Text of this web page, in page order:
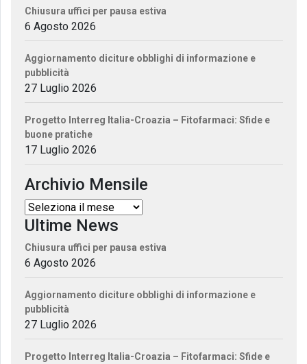
Chiusura uffici per pausa estiva
6 Agosto 2026
Aggiornamento diciture obblighi di informazione e
pubblicità
27 Luglio 2026
Progetto Interreg Italia-Croazia – Fitofarmaci: Sfide e
buone pratiche
17 Luglio 2026
Archivio Mensile
Ultime News
Chiusura uffici per pausa estiva
6 Agosto 2026
Aggiornamento diciture obblighi di informazione e
pubblicità
27 Luglio 2026
Progetto Interreg Italia-Croazia – Fitofarmaci: Sfide e